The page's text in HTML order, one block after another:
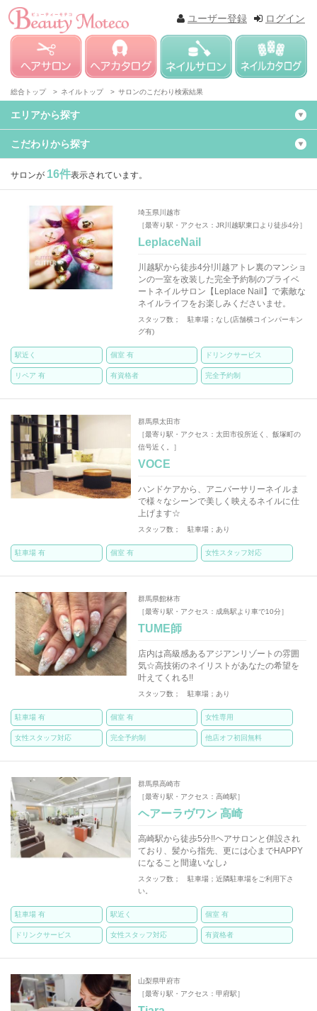
ログイン
ユーザー登録
総合トップ > ネイルトップ > サロンのこだわり検索結果
エリアから探す
こだわりから探す
サロンが 16件表示されています。
埼玉県川越市
［最寄り駅・アクセス：JR川越駅東口より徒歩4分］
LeplaceNail
川越駅から徒歩4分!川越アトレ裏のマンショ
ンの一室を改装した完全予約制のプライベ
ートネイルサロン【Leplace Nail】で素敵な
ネイルライフをお楽しみくださいませ。
スタッフ数； 駐車場；なし(店舗横コインパーキン
グ有)
駅近く 個室 有 ドリンクサービス
リペア 有 有資格者 完全予約制
群馬県太田市
［最寄り駅・アクセス：太田市役所近く、飯塚町の
信号近く。］
VOCE
ハンドケアから、アニバーサリーネイルま
で様々なシーンで美しく映えるネイルに仕
上げます☆
スタッフ数； 駐車場；あり
駐車場 有 個室 有 女性スタッフ対応
群馬県館林市
［最寄り駅・アクセス：成島駅より車で10分］
TUME師
店内は高級感あるアジアンリゾートの雰囲
気☆高技術のネイリストがあなたの希望を
叶えてくれる!!
スタッフ数； 駐車場；あり
駐車場 有 個室 有 女性専用
女性スタッフ対応 完全予約制 他店オフ初回無料
群馬県高崎市
［最寄り駅・アクセス：高崎駅］
ヘアーラヴワン 高崎
高崎駅から徒歩5分!!ヘアサロンと併設され
ており、髪から指先、更には心までHAPPY
になること間違いなし♪
スタッフ数； 駐車場；近隣駐車場をご利用下さ
い。
駐車場 有 駅近く 個室 有
ドリンクサービス 女性スタッフ対応 有資格者
山梨県甲府市
［最寄り駅・アクセス：甲府駅］